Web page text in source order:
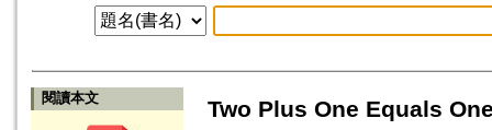
閱讀本文 Two Plus One Equals